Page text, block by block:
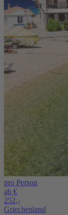
pro Person
ab €
252,-
Griechenland